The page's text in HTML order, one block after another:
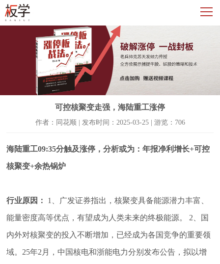
可控核聚变走强，海陆重工涨停
作者：同花顺 | 发布时间：2025-03-25 | 游览：706
海陆重工09:35分触及涨停，分析或为：年报净利增长+可控
核聚变+余热锅炉
行业原因： 1、广发证券指出，核聚变具备能源潜力丰富、
能量密度高等优点，有望成为人类未来的终极能源。 2、国
内外对核聚变的投入不断增加，已经成为各国竞争的重要领
域。25年2月，中国核电和浙能电力分别发布公告，拟以增